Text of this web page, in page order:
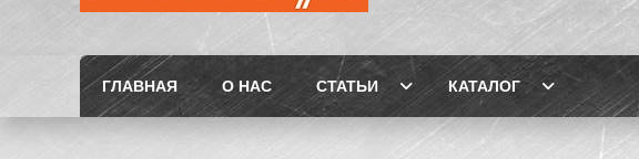
ГЛАВНАЯ О НАС СТАТЬИ КАТАЛОГ